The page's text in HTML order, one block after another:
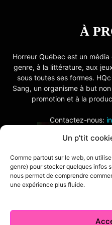
Un p'tit
Comme partout sur le web, on
genre) pour stocker quelques infos
nous permet de comprendre
une expérience plus fluide.
À
Horreur Québec est un
genre, à la littérature, aux
sous toutes ses formes.
Sang, un organisme à but
promotion et à la
Contactez-nous: